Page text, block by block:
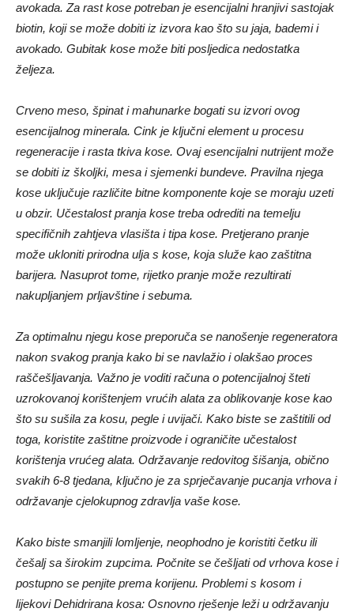
avokada. Za rast kose potreban je esencijalni hranjivi sastojak
biotin, koji se može dobiti iz izvora kao što su jaja, bademi i
avokado. Gubitak kose može biti posljedica nedostatka
željeza.
Crveno meso, špinat i mahunarke bogati su izvori ovog
esencijalnog minerala. Cink je ključni element u procesu
regeneracije i rasta tkiva kose. Ovaj esencijalni nutrijent može
se dobiti iz školjki, mesa i sjemenki bundeve. Pravilna njega
kose uključuje različite bitne komponente koje se moraju uzeti
u obzir. Učestalost pranja kose treba odrediti na temelju
specifičnih zahtjeva vlasišta i tipa kose. Pretjerano pranje
može ukloniti prirodna ulja s kose, koja služe kao zaštitna
barijera. Nasuprot tome, rijetko pranje može rezultirati
nakupljanjem prljavštine i sebuma.
Za optimalnu njegu kose preporuča se nanošenje regeneratora
nakon svakog pranja kako bi se navlažio i olakšao proces
raščešljavanja. Važno je voditi računa o potencijalnoj šteti
uzrokovanoj korištenjem vrućih alata za oblikovanje kose kao
što su sušila za kosu, pegle i uvijači. Kako biste se zaštitili od
toga, koristite zaštitne proizvode i ograničite učestalost
korištenja vrućeg alata. Održavanje redovitog šišanja, obično
svakih 6-8 tjedana, ključno je za sprječavanje pucanja vrhova i
održavanje cjelokupnog zdravlja vaše kose.
Kako biste smanjili lomljenje, neophodno je koristiti četku ili
češalj sa širokim zupcima. Počnite se češljati od vrhova kose i
postupno se penjite prema korijenu. Problemi s kosom i
lijekovi Dehidrirana kosa: Osnovno rješenje leži u održavanju